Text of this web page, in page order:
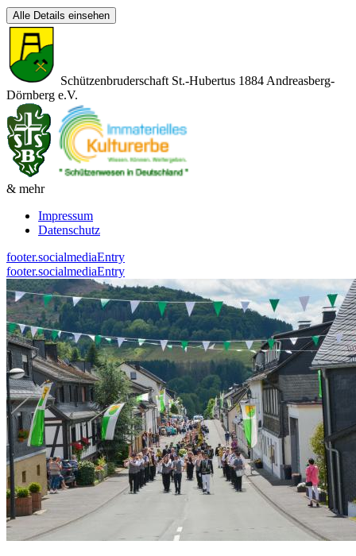
Alle Details einsehen
Schützenbruderschaft St.-Hubertus 1884 Andreasberg-
Dörnberg e.V.
& mehr
Impressum
Datenschutz
footer.socialmediaEntry
footer.socialmediaEntry